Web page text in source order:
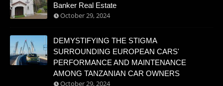
Banker Real Estate
October 29, 2024
DEMYSTIFYING THE STIGMA
SURROUNDING EUROPEAN CARS'
PERFORMANCE AND MAINTENANCE
AMONG TANZANIAN CAR OWNERS
October 29, 2024